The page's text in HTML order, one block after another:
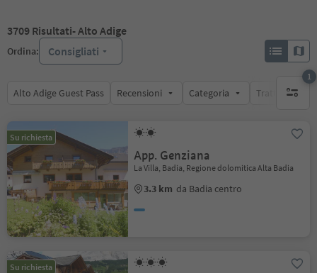
3709 Risultati- Alto Adige
Ordina: Consigliati
Alto Adige Guest Pass Recensioni Categoria Trattamento
1
1 filtro
Su richiesta
App. Genziana
La Villa, Badia, Regione dolomitica Alta Badia
3.3 km da Badia centro
Su richiesta